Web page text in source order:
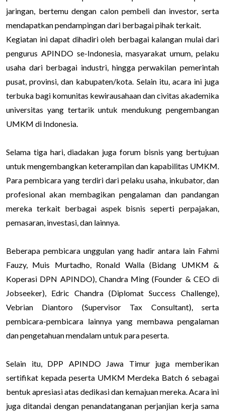
jaringan, bertemu dengan calon pembeli dan investor, serta
mendapatkan pendampingan dari berbagai pihak terkait.
Kegiatan ini dapat dihadiri oleh berbagai kalangan mulai dari
pengurus APINDO se-Indonesia, masyarakat umum, pelaku
usaha dari berbagai industri, hingga perwakilan pemerintah
pusat, provinsi, dan kabupaten/kota. Selain itu, acara ini juga
terbuka bagi komunitas kewirausahaan dan civitas akademika
universitas yang tertarik untuk mendukung pengembangan
UMKM di Indonesia.
Selama tiga hari, diadakan juga forum bisnis yang bertujuan
untuk mengembangkan keterampilan dan kapabilitas UMKM.
Para pembicara yang terdiri dari pelaku usaha, inkubator, dan
profesional akan membagikan pengalaman dan pandangan
mereka terkait berbagai aspek bisnis seperti perpajakan,
pemasaran, investasi, dan lainnya.
Beberapa pembicara unggulan yang hadir antara lain Fahmi
Fauzy, Muis Murtadho, Ronald Walla (Bidang UMKM &
Koperasi DPN APINDO), Chandra Ming (Founder & CEO di
Jobseeker), Edric Chandra (Diplomat Success Challenge),
Vebrian Diantoro (Supervisor Tax Consultant), serta
pembicara-pembicara lainnya yang membawa pengalaman
dan pengetahuan mendalam untuk para peserta.
Selain itu, DPP APINDO Jawa Timur juga memberikan
sertifikat kepada peserta UMKM Merdeka Batch 6 sebagai
bentuk apresiasi atas dedikasi dan kemajuan mereka. Acara ini
juga ditandai dengan penandatanganan perjanjian kerja sama